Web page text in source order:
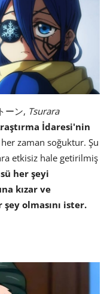
ーン, Tsurara
İdaresi'nin
zaman soğuktur. Şu
etkisiz hale getirilmiş
her şeyi
kızar ve
olmasını ister.